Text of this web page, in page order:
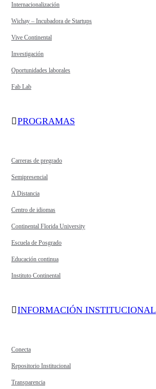
Internacionalización
Wichay – Incubadora de Startups
Vive Continental
Investigación
Oportunidades laborales
Fab Lab
PROGRAMAS
Carreras de pregrado
Semipresencial
A Distancia
Centro de idiomas
Continental Florida University
Escuela de Posgrado
Educación continua
Instituto Continental
INFORMACIÓN INSTITUCIONAL
Conecta
Repositorio Institucional
Transparencia